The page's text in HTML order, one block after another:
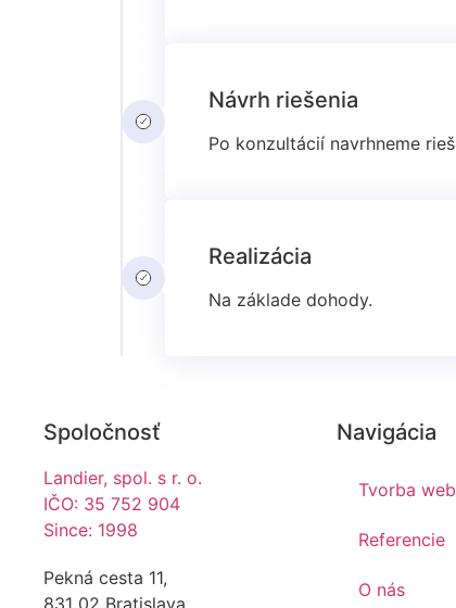
Návrh riešenia
Po konzultácií navrhneme
Realizácia
Na základe dohody.
Spoločnosť
Landier, spol. s r. o.
IČO: 35 752 904
Since: 1998
Pekná cesta 11,
Navigácia
Tvorba
Referencie
O nás